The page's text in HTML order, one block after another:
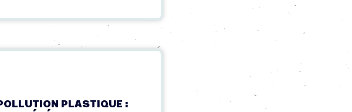
PLASTIQUE :